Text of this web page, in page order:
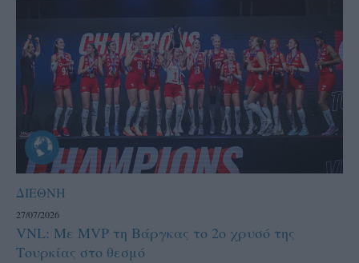
ΔΙΕΘΝΗ
27/07/2026
VNL: Με MVP τη Βάργκας το 2ο χρυσό της
Τουρκίας στο θεσμό